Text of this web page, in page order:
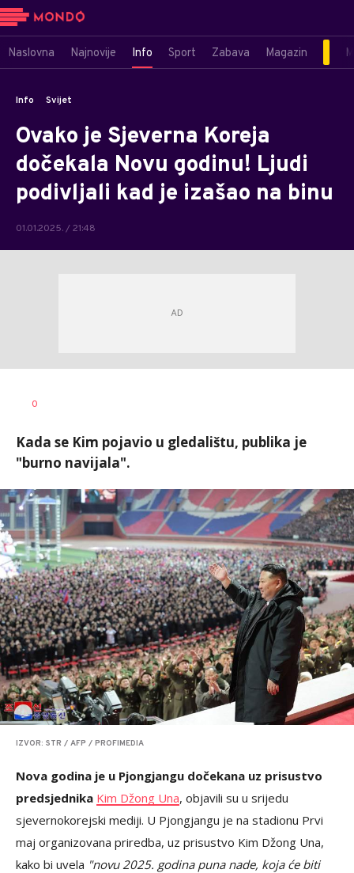
Naslovna Najnovije Info Sport Zabava Magazin
Info Svijet
Ovako je Sjeverna Koreja
dočekala Novu godinu! Ljudi
podivljali kad je izašao na binu
01.01.2025. / 21:48
0
Kada se Kim pojavio u gledalištu, publika je
"burno navijala".
IZVOR: STR / AFP / PROFIMEDIA
Nova godina je u Pjongjangu dočekana uz prisustvo
predsjednika Kim Džong Una, objavili su u srijedu
sjevernokorejski mediji. U Pjongjangu je na stadionu Prvi
maj organizovana priredba, uz prisustvo Kim Džong Una,
kako bi uvela "novu 2025. godina puna nade, koja će biti